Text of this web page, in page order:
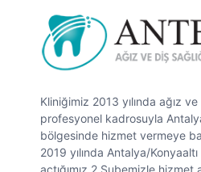
Kliniğimiz 2013 yılında ağız ve
profesyonel kadrosuyla
bölgesinde hizmet vermeye
2019 yılında Antalya/
açtığımız 2.Şubemizle hizmet